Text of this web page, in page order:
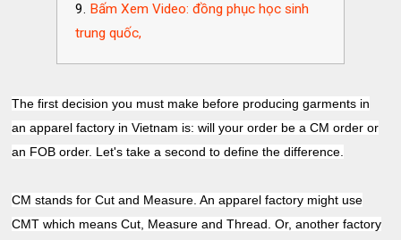
Bấm Xem Video: đồng phục học sinh
trung quốc,
The first decision you must make before producing garments in
an apparel factory in Vietnam is: will your order be a CM order or
an FOB order. Let's take a second to define the difference.
CM stands for Cut and Measure. An apparel factory might use
CMT which means Cut, Measure and Thread. Or, another factory